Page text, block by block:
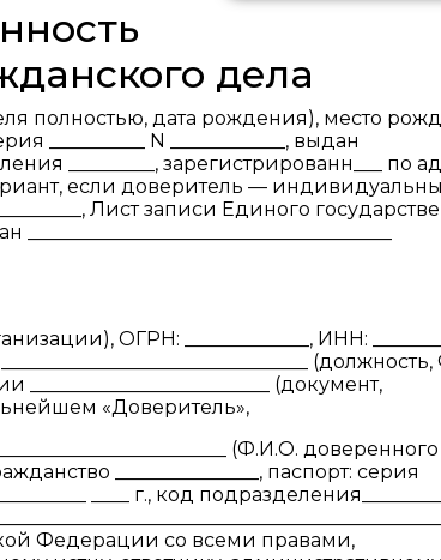
дела
полностью, дата рождения), место
__________ N ____________, выдан
_________, зарегистрированн___ по
(вариант, если доверитель —
Лист записи Единого
ОГРН: _____________, ИНН:
(документ,
«Доверитель»,
(Ф.И.О.
_______________, паспорт: серия
____ г., код
Федерации со всеми правами,